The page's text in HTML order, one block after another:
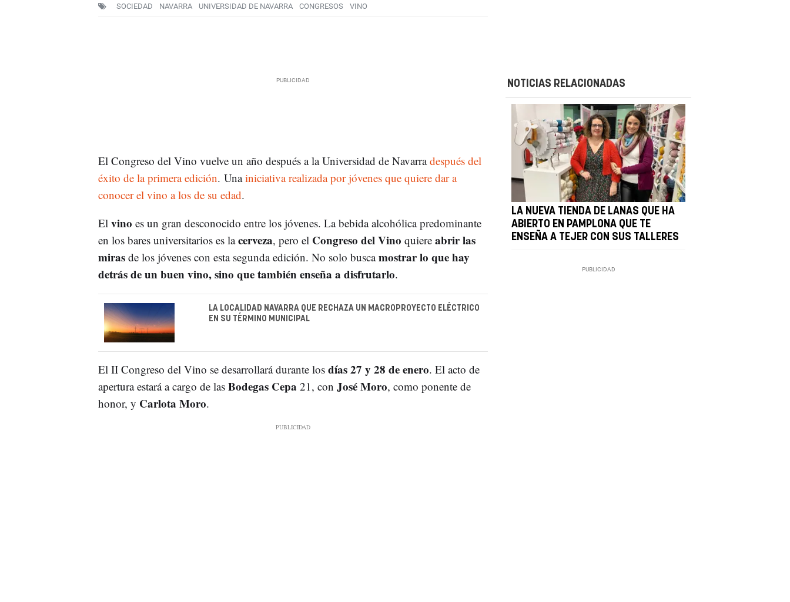
SOCIEDAD NAVARRA UNIVERSIDAD DE NAVARRA CONGRESOS VINO
El Congreso del Vino vuelve un año después a la Universidad de Navarradespués del
éxito de la primera edición. Unainiciativa realizada por jóvenes que quiere dar a
conocer el vino a los de su edad.
El vino es un gran desconocido entre los jóvenes. La bebida alcohólica predominante
en los bares universitarios es lacerveza, pero el Congreso del Vino quiere abrir las
miras de los jóvenes con esta segunda edición. No solo buscamostrar lo que hay
detrás de un buen vino, sino que también enseña a disfrutarlo.
LA LOCALIDAD NAVARRA QUE RECHAZA UN MACROPROYECTO ELÉCTRICO
EN SU TÉRMINO MUNICIPAL
El II Congreso del Vino se desarrollará durante losdías 27 y 28 de enero. El acto de
apertura estará a cargo de las Bodegas Cepa 21, con José Moro, como ponente de
honor, y Carlota Moro.
NOTICIAS RELACIONADAS
LA NUEVA TIENDA DE LANAS QUE HA
ABIERTO EN PAMPLONA QUE TE
ENSEÑA A TEJER CON SUS TALLERES